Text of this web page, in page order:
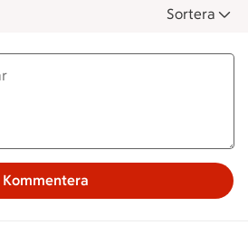
Sortera
Kommentera